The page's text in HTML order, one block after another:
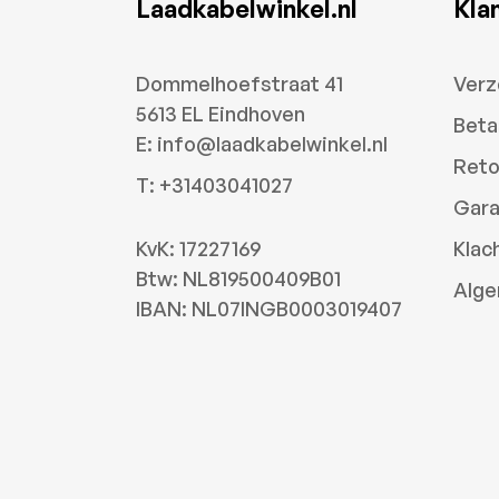
Laadkabelwinkel.nl
Dommelhoefstraat 41
5613 EL Eindhoven
E: info@laadkabelwinkel.nl
T: +31403041027
KvK: 17227169
Btw: NL819500409B01
IBAN: NL07INGB0003019407